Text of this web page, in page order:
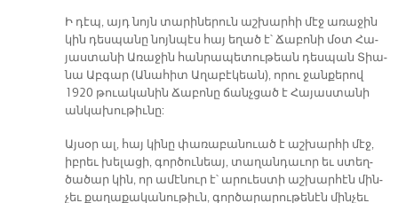
Ի դէպ, այդ նոյն տա­րի­նե­րուն աշ­խար­հի մէջ ա­ռա­ջին
կին դես­պա­նը նոյն­պէս հայ ե­ղած է՝ Ճա­բո­նի մօտ Հա­
յաս­տա­նի Ա­ռա­ջին հան­րա­պե­տու­թեան դես­պան Տիա­
նա Աբ­գա­ր (Ա­նա­հիտ Ա­ղա­բէ­կեան), ո­րու ջան­քե­րով
1920 թուա­կա­նին Ճա­բո­նը ճանչ­ցած է Հա­յաս­տա­նի
ան­կա­խու­թիւ­նը:
Այ­սօր ալ, հայ կի­նը փա­ռա­բա­նուած է աշ­խար­հի մէջ,
իբ­րեւ խե­լա­ցի, գոր­ծու­նեայ, տա­ղան­դա­ւոր եւ ստեղ­
ծա­ծար կին, որ ա­մէ­նուր է՝ ա­րուես­տի աշ­խար­հէն մին­
չեւ քա­ղա­քա­կա­նու­թիւն, գոր­ծա­րա­րու­թե­նէն մին­չեւ